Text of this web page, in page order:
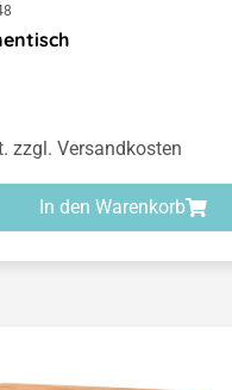
zzgl. Versandkosten
In den Warenkorb